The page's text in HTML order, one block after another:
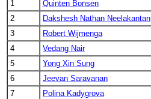
1
Quinten Bonsen
2
Dakshesh Nathan Neelakantan
3
Robert Wijmenga
4
Vedang Nair
5
Yong Xin Sung
6
Jeevan Saravanan
7
Polina Kadygrova